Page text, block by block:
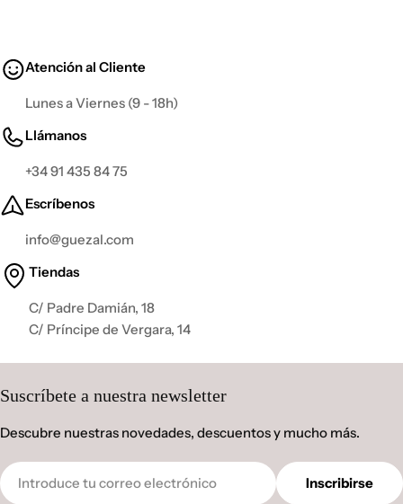
Atención al Cliente
Lunes a Viernes (9 - 18h)
Llámanos
+34 91 435 84 75
Escríbenos
info@guezal.com
Tiendas
C/ Padre Damián, 18
C/ Príncipe de Vergara, 14
Suscríbete a nuestra newsletter
Descubre nuestras novedades, descuentos y mucho más.
Correo
electrónico
Inscribirse